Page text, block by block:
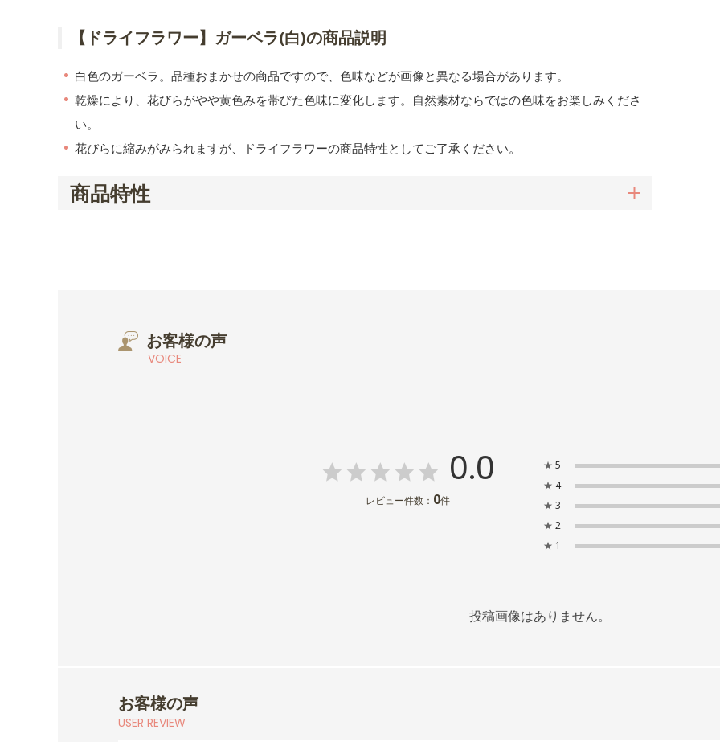
【ドライフラワー】ガーベラ(白)の商品説明
白色のガーベラ。品種おまかせの商品ですので、色味などが画像と異なる場合があります。
乾燥により、花びらがやや黄色みを帯びた色味に変化します。自然素材ならではの色味をお楽しみくださ
い。
花びらに縮みがみられますが、ドライフラワーの商品特性としてご了承ください。
商品特性
お客様の声
VOICE
0.0
レビュー件数： 0件
★ 5
★ 4
★ 3
★ 2
★ 1
投稿画像はありません。
お客様の声
USER REVIEW